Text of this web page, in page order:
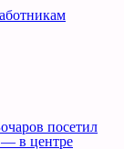
посетил
— в центре